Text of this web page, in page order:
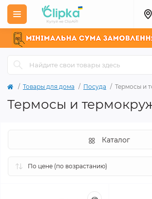
Товары для дома Посуда Термосы и
Термосы и
Каталог